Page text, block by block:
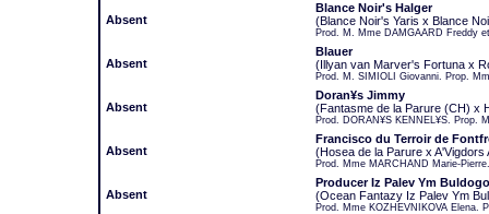
Absent
Blance Noir's Halger
(Blance Noir's Yaris x Blance
Prod. M. Mme DAMGAARD Freddy
Absent
Blauer
(Illyan van Marver's Fortuna x
Prod. M. SIMIOLI Giovanni. Prop.
Absent
Doran¥s Jimmy
(Fantasme de la Parure (CH) x
Prod. DORAN¥S KENNEL¥S. Prop.
Absent
Francisco du Terroir de
(Hosea de la Parure x A'Vigdors
Prod. Mme MARCHAND Marie-
Absent
Producer Iz Palev Ym
(Ocean Fantazy Iz Palev Ym
Prod. Mme KOZHEVNIKOVA Elena.